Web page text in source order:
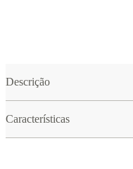
Descrição
Características